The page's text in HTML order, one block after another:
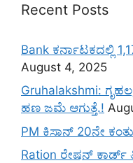
Recent Posts
Bank ಕರ್ನಾಟಕದಲ್ಲಿ
August 4, 2025
Gruhalakshmi:
ಹಣ ಜಮೆ‌ ಆಗುತ್ತೆ.!
PM ಕಿಸಾನ್ 20ನೇ
Ration ರೇಷನ್ ಕಾರ್ಡ್